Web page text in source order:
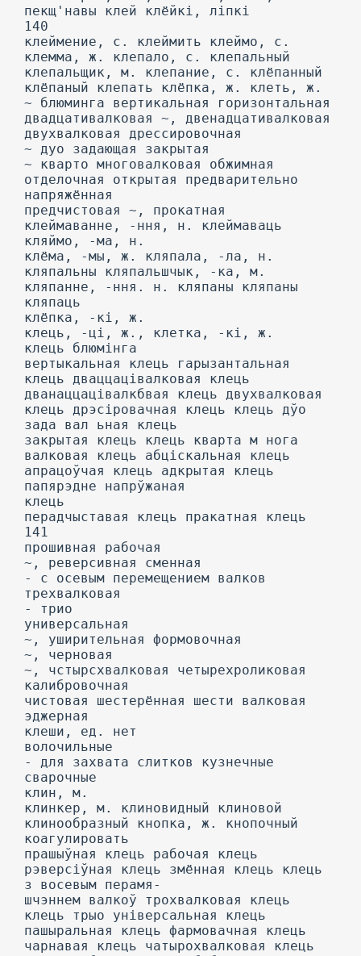
пекщ'навы клей клёйкі, ліпкі
140
клеймение, с. клеймить клеймо, с.
клемма, ж. клепало, с. клепальный
клепальщик, м. клепание, с. клёпанный
клёпаный клепать клёпка, ж. клеть, ж.
~ блюминга вертикальная горизонтальная
двадцативалковая ~, двенадцативалковая
двухвалковая дрессировочная
~ дуо задающая закрытая
~ кварто многовалковая обжимная
отделочная открытая предварительно
напряжённая
предчистовая ~, прокатная
клеймаванне, -ння, н. клеймаваць
кляймо, -ма, н.
клёма, -мы, ж. кляпала, -ла, н.
кляпальны кляпальшчык, -ка, м.
кляпанне, -ння. н. кляпаны кляпаны
кляпаць
клёпка, -кі, ж.
клець, -ці, ж., клетка, -кі, ж.
клець блюмінга
вертыкальная клець гарызантальная
клець дваццацівалковая клець
дванаццацівалкбвая клець двухвалковая
клець дрэсіровачная клець клець дўо
зада вал ьная клець
закрытая клець клець кварта м нога
валковая клець абціскальная клець
апрацоўчая клець адкрытая клець
папярэдне напрўжаная
клець
перадчыставая клець пракатная клець
141
прошивная рабочая
~, реверсивная сменная
- с осевым перемещением валков
трехвалковая
- трио
универсальная
~, уширительная формовочная
~, черновая
~, чстырсхвалковая четырехроликовая
калибровочная
чистовая шестерённая шести валковая
эджерная
клеши, ед. нет
волочильные
- для захвата слитков кузнечные
сварочные
клин, м.
клинкер, м. клиновидный клиновой
клинообразный кнопка, ж. кнопочный
коагулировать
прашыўная клець рабочая клець
рэверсіўная клець змённая клець клець
з восевым перамя-
шчэннем валкоў трохвалковая клець
клець трыо універсальная клець
пашыральная клець фармовачная клець
чарнавая клець чатырохвалковая клець